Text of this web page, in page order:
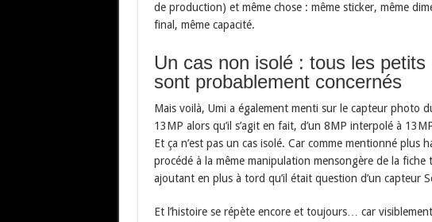
de production) et même chose : même sticker, même
final, même capacité.
Un cas non isolé : tous les
sont probablement concernés
Mais voilà, Umi a également menti sur le capteur photo
13MP alors qu’il s’agit en fait, d’un 8MP interpolé à
Et ça n’est pas un cas isolé. Car comme mentionné plus
procédé à la même manipulation mensongère de la fiche
ajoutant en plus à tord qu’il était question d’un capteur
Et l’histoire se répète encore et toujours… car